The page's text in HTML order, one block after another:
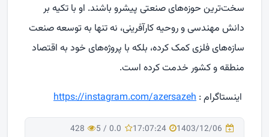
سخت‌ترین حوزه‌های صنعتی پیشرو باشند. او با تکیه بر
دانش مهندسی و روحیه کارآفرینی، نه تنها به توسعه صنعت
سازه‌های فلزی کمک کرده، بلکه با پروژه‌های خود به اقتصاد
منطقه و کشور خدمت کرده است.
اینستاگرام : https://instagram.com/azersazeh
1403/12/06
17:07:24
0.0
/
5
428